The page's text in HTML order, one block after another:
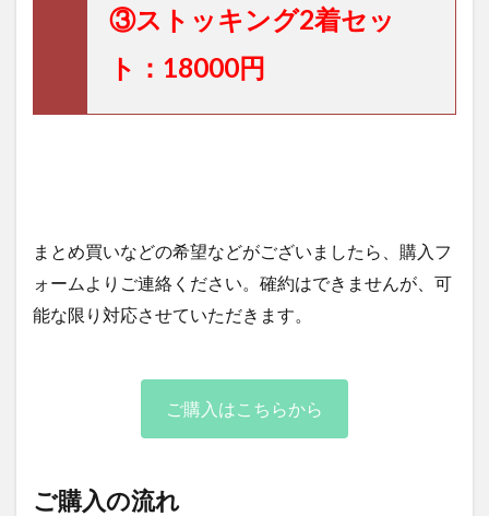
③ストッキング2着セッ
ト：18000円
まとめ買いなどの希望などがございましたら、購入フ
ォームよりご連絡ください。確約はできませんが、可
能な限り対応させていただきます。
ご購入はこちらから
ご購入の流れ